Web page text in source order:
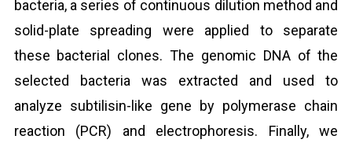
bacteria, a series of continuous dilution method and
solid-plate spreading were applied to separate
these bacterial clones. The genomic DNA of the
selected bacteria was extracted and used to
analyze subtilisin-like gene by polymerase chain
reaction (PCR) and electrophoresis. Finally, we